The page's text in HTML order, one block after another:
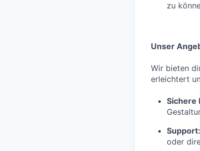
zu
Unser
Wir bieten
erleichtert
Sichere
Support:
oder